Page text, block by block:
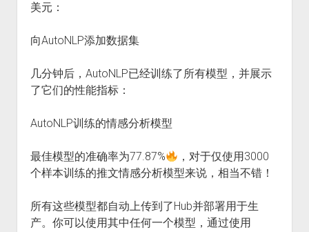
美元：
向AutoNLP添加数据集
几分钟后，AutoNLP已经训练了所有模型，并展示
了它们的性能指标：
AutoNLP训练的情感分析模型
最佳模型的准确率为77.87%
，对于仅使用3000
个样本训练的推文情感分析模型来说，相当不错！
所有这些模型都自动上传到了Hub并部署用于生
产。你可以使用其中任何一个模型，通过使用